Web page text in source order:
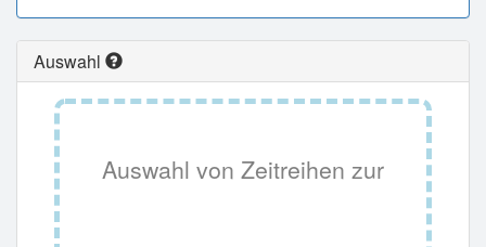
Auswahl
Auswahl von Zeitreihen zur